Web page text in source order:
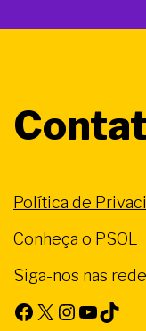
Política de
Conheça o PSOL
Siga-nos nas
Facebook X Instagram Youtube TikTok